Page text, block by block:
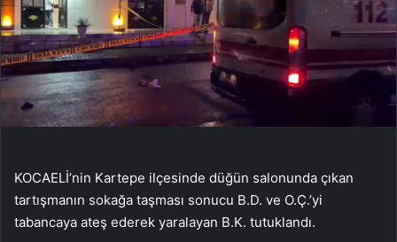
KOCAELİ’nin Kartepe ilçesinde düğün salonunda çıkan
tartışmanın sokağa taşması sonucu B.D. ve O.Ç.’yi
tabancaya ateş ederek yaralayan B.K. tutuklandı.